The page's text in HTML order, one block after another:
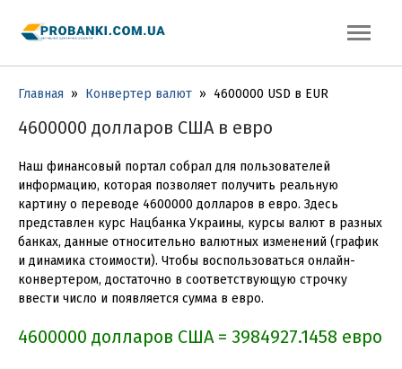
Главная » Конвертер валют » 4600000 USD в EUR
4600000 долларов США в евро
Наш финансовый портал собрал для пользователей
информацию, которая позволяет получить реальную
картину о переводе 4600000 долларов в евро. Здесь
представлен курс Нацбанка Украины, курсы валют в разных
банках, данные относительно валютных изменений (график
и динамика стоимости). Чтобы воспользоваться онлайн-
конвертером, достаточно в соответствующую строчку
ввести число и появляется сумма в евро.
4600000 долларов США = 3984927.1458 евро